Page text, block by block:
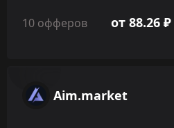
10 офферов от 88.26 ₽
Aim.market